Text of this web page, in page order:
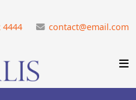
4444 contact@email.com